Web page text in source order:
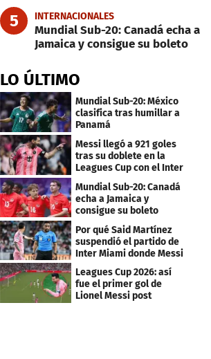
5 INTERNACIONALES
Mundial Sub-20: Canadá echa a
Jamaica y consigue su boleto
LO ÚLTIMO
Mundial Sub-20: México
clasifica tras humillar a
Panamá
Messi llegó a 921 goles
tras su doblete en la
Leagues Cup con el Inter
Miami
Mundial Sub-20: Canadá
echa a Jamaica y
consigue su boleto
Por qué Said Martínez
suspendió el partido de
Inter Miami donde Messi
Leagues Cup 2026: así
fue el primer gol de
Lionel Messi post